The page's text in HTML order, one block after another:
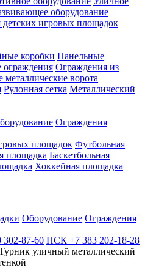
оборудование
игровых площадок
коробки Панельные
Ограждения из
ворота
Рулонная сетка Металлический
Ограждения
площадок Футбольная
площадка Баскетбольная
Хоккейная площадка
Оборудование Ограждения
302-87-60 НСК +7 383 202-18-28
уличный металлический